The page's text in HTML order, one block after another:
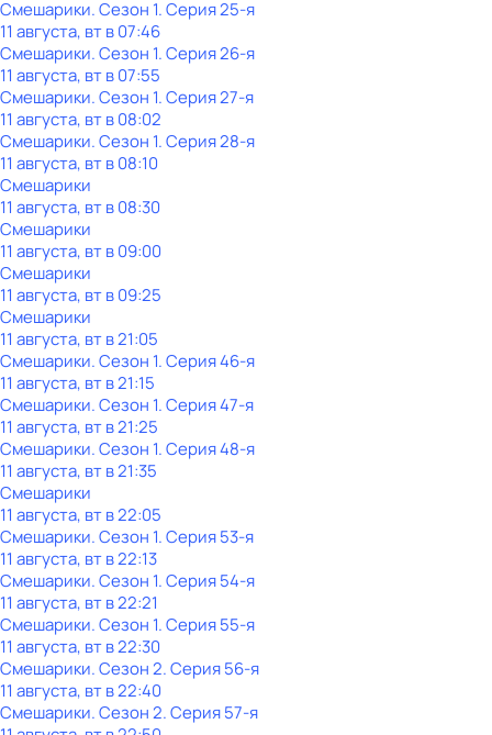
Смешарики. Сезон 1. Серия 25-я
11 августа, вт в 07:46
Смешарики. Сезон 1. Серия 26-я
11 августа, вт в 07:55
Смешарики. Сезон 1. Серия 27-я
11 августа, вт в 08:02
Смешарики. Сезон 1. Серия 28-я
11 августа, вт в 08:10
Смешарики
11 августа, вт в 08:30
Смешарики
11 августа, вт в 09:00
Смешарики
11 августа, вт в 09:25
Смешарики
11 августа, вт в 21:05
Смешарики. Сезон 1. Серия 46-я
11 августа, вт в 21:15
Смешарики. Сезон 1. Серия 47-я
11 августа, вт в 21:25
Смешарики. Сезон 1. Серия 48-я
11 августа, вт в 21:35
Смешарики
11 августа, вт в 22:05
Смешарики. Сезон 1. Серия 53-я
11 августа, вт в 22:13
Смешарики. Сезон 1. Серия 54-я
11 августа, вт в 22:21
Смешарики. Сезон 1. Серия 55-я
11 августа, вт в 22:30
Смешарики. Сезон 2. Серия 56-я
11 августа, вт в 22:40
Смешарики. Сезон 2. Серия 57-я